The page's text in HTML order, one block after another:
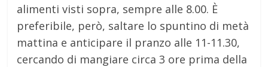
alimenti visti sopra, sempre alle 8.00. È
preferibile, però, saltare lo spuntino di metà
mattina e anticipare il pranzo alle 11-11.30,
cercando di mangiare circa 3 ore prima della